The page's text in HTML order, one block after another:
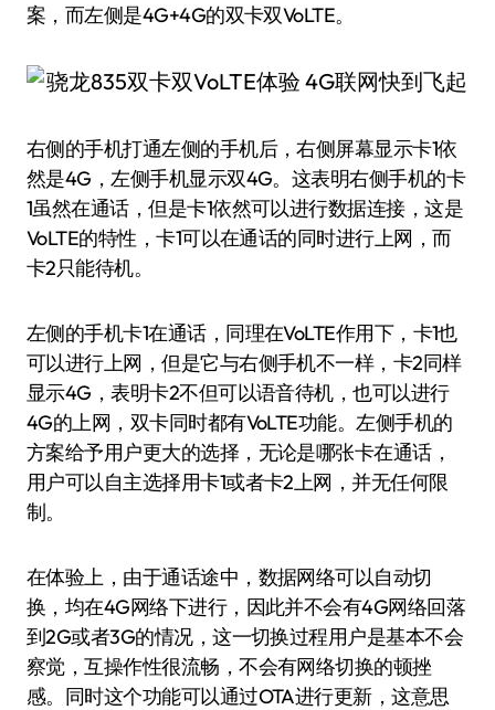
案，而左侧是4G+4G的双卡双VoLTE。
右侧的手机打通左侧的手机后，右侧屏幕显示卡1依
然是4G，左侧手机显示双4G。这表明右侧手机的卡
1虽然在通话，但是卡1依然可以进行数据连接，这是
VoLTE的特性，卡1可以在通话的同时进行上网，而
卡2只能待机。
左侧的手机卡1在通话，同理在VoLTE作用下，卡1也
可以进行上网，但是它与右侧手机不一样，卡2同样
显示4G，表明卡2不但可以语音待机，也可以进行
4G的上网，双卡同时都有VoLTE功能。左侧手机的
方案给予用户更大的选择，无论是哪张卡在通话，
用户可以自主选择用卡1或者卡2上网，并无任何限
制。
在体验上，由于通话途中，数据网络可以自动切
换，均在4G网络下进行，因此并不会有4G网络回落
到2G或者3G的情况，这一切换过程用户是基本不会
察觉，互操作性很流畅，不会有网络切换的顿挫
感。同时这个功能可以通过OTA进行更新，这意思